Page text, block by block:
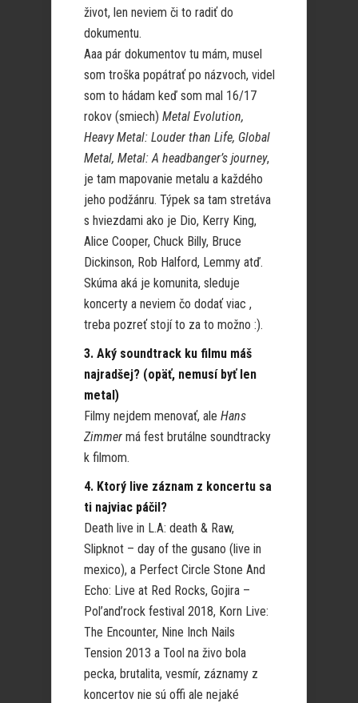
život, len neviem či to radiť do
dokumentu.
Aaa pár dokumentov tu mám, musel
som troška popátrať po názvoch, videl
som to hádam keď som mal 16/17
rokov (smiech) Metal Evolution,
Heavy Metal: Louder than Life, Global
Metal, Metal: A headbanger’s journey,
je tam mapovanie metalu a každého
jeho podžánru. Týpek sa tam stretáva
s hviezdami ako je Dio, Kerry King,
Alice Cooper, Chuck Billy, Bruce
Dickinson, Rob Halford, Lemmy atď.
Skúma aká je komunita, sleduje
koncerty a neviem čo dodať viac ,
treba pozreť stojí to za to možno :).
3. Aký soundtrack ku filmu máš
najradšej? (opäť, nemusí byť len
metal)
Filmy nejdem menovať, ale Hans
Zimmer má fest brutálne soundtracky
k filmom.
4. Ktorý live záznam z koncertu sa
ti najviac páčil?
Death live in L.A: death & Raw,
Slipknot – day of the gusano (live in
mexico), a Perfect Circle Stone And
Echo: Live at Red Rocks, Gojira –
Pol’and’rock festival 2018, Korn Live:
The Encounter, Nine Inch Nails
Tension 2013 a Tool na živo bola
pecka, brutalita, vesmír, záznamy z
koncertov nie sú offi ale nejaké